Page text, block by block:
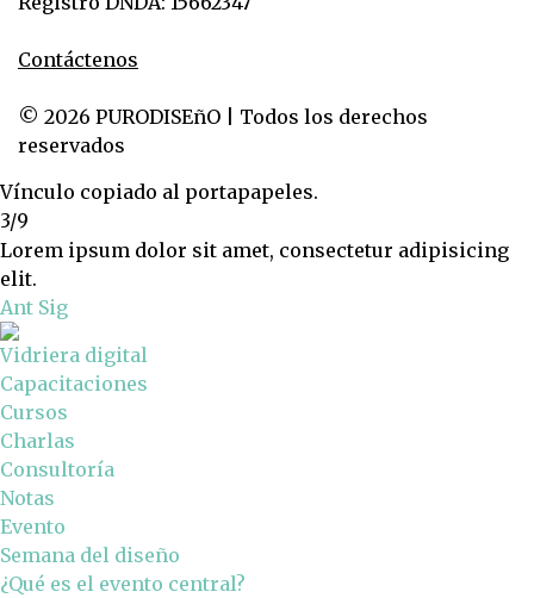
Contáctenos
© 2026 PURODISEñO | Todos los derechos
reservados
Vínculo copiado al portapapeles.
3/9
Lorem ipsum dolor sit amet, consectetur adipisicing
elit.
Ant Sig
Vidriera digital
Capacitaciones
Cursos
Charlas
Consultoría
Notas
Evento
Semana del diseño
¿Qué es el evento central?